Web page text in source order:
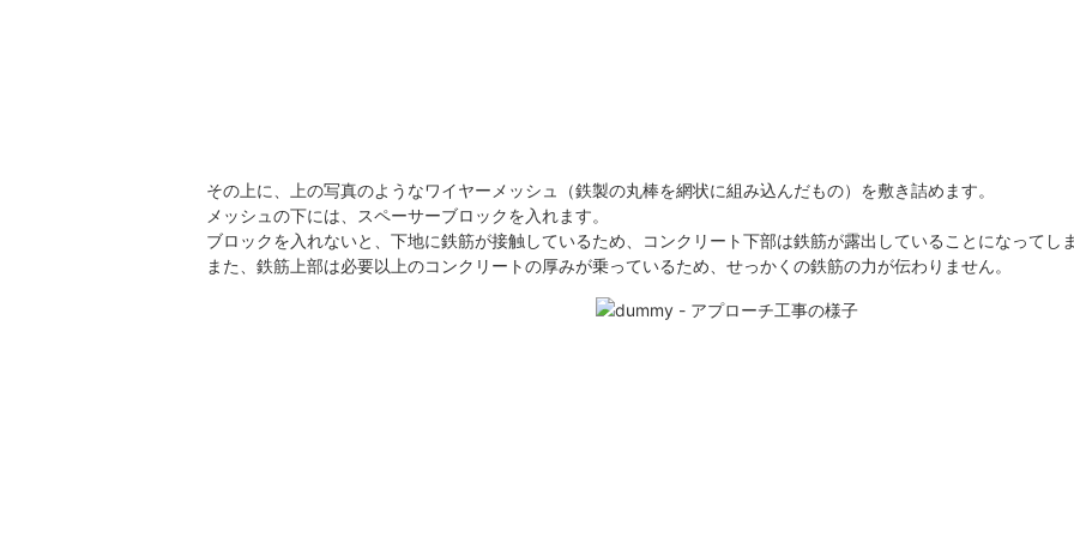
その上に、上の写真のようなワイヤーメッシュ（鉄製の丸棒を網状に組み込んだもの）を敷き詰めます。
メッシュの下には、スペーサーブロックを入れます。
ブロックを入れないと、下地に鉄筋が接触しているため、コンクリート下部は鉄筋が露出していることになってしま
また、鉄筋上部は必要以上のコンクリートの厚みが乗っているため、せっかくの鉄筋の力が伝わりません。